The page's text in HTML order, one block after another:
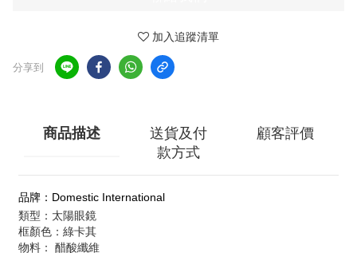
加入追蹤清單
分享到
商品描述
送貨及付
款方式
顧客評價
品牌：Domestic International
類型：太陽眼鏡
框顏色：綠卡其
物料： 醋酸纖維